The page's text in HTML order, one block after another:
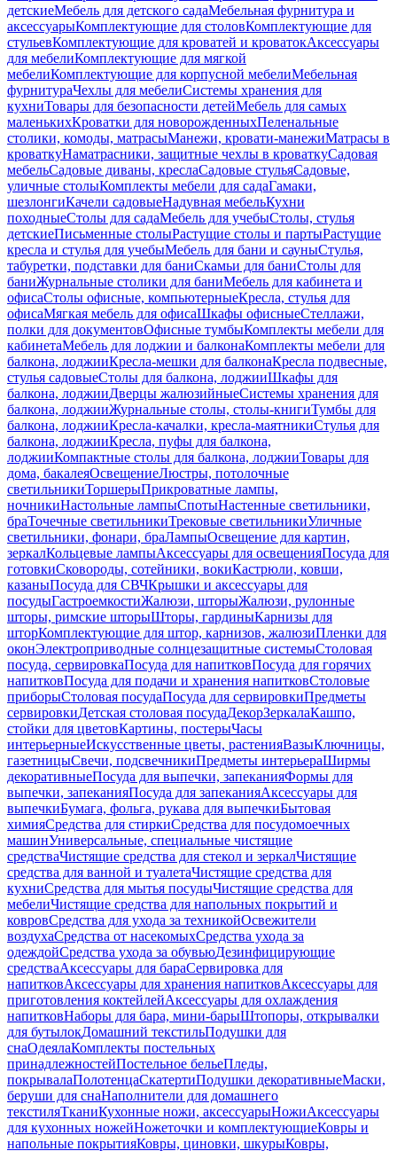
детскиеМебель для детского садаМебельная фурнитура и
аксессуарыКомплектующие для столовКомплектующие для
стульевКомплектующие для кроватей и кроватокАксессуары
для мебелиКомплектующие для мягкой
мебелиКомплектующие для корпусной мебелиМебельная
фурнитураЧехлы для мебелиСистемы хранения для
кухниТовары для безопасности детейМебель для самых
маленькихКроватки для новорожденныхПеленальные
столики, комоды, матрасыМанежи, кровати-манежиМатрасы в
кроваткуНаматрасники, защитные чехлы в кроваткуСадовая
мебельСадовые диваны, креслаСадовые стульяСадовые,
уличные столыКомплекты мебели для садаГамаки,
шезлонгиКачели садовыеНадувная мебельКухни
походныеСтолы для садаМебель для учебыСтолы, стулья
детскиеПисьменные столыРастущие столы и партыРастущие
кресла и стулья для учебыМебель для бани и сауныСтулья,
табуретки, подставки для баниСкамьи для баниСтолы для
баниЖурнальные столики для баниМебель для кабинета и
офисаСтолы офисные, компьютерныеКресла, стулья для
офисаМягкая мебель для офисаШкафы офисныеСтеллажи,
полки для документовОфисные тумбыКомплекты мебели для
кабинетаМебель для лоджии и балконаКомплекты мебели для
балкона, лоджииКресла-мешки для балконаКресла подвесные,
стулья садовыеСтолы для балкона, лоджииШкафы для
балкона, лоджииДверцы жалюзийныеСистемы хранения для
балкона, лоджииЖурнальные столы, столы-книгиТумбы для
балкона, лоджииКресла-качалки, кресла-маятникиСтулья для
балкона, лоджииКресла, пуфы для балкона,
лоджииКомпактные столы для балкона, лоджииТовары для
дома, бакалеяОсвещениеЛюстры, потолочные
светильникиТоршерыПрикроватные лампы,
ночникиНастольные лампыСпотыНастенные светильники,
браТочечные светильникиТрековые светильникиУличные
светильники, фонари, браЛампыОсвещение для картин,
зеркалКольцевые лампыАксессуары для освещенияПосуда для
готовкиСковороды, сотейники, вокиКастрюли, ковши,
казаныПосуда для СВЧКрышки и аксессуары для
посудыГастроемкостиЖалюзи, шторыЖалюзи, рулонные
шторы, римские шторыШторы, гардиныКарнизы для
шторКомплектующие для штор, карнизов, жалюзиПленки для
оконЭлектроприводные солнцезащитные системыСтоловая
посуда, сервировкаПосуда для напитковПосуда для горячих
напитковПосуда для подачи и хранения напитковСтоловые
приборыСтоловая посудаПосуда для сервировкиПредметы
сервировкиДетская столовая посудаДекорЗеркалаКашпо,
стойки для цветовКартины, постерыЧасы
интерьерныеИскусственные цветы, растенияВазыКлючницы,
газетницыСвечи, подсвечникиПредметы интерьераШирмы
декоративныеПосуда для выпечки, запеканияФормы для
выпечки, запеканияПосуда для запеканияАксессуары для
выпечкиБумага, фольга, рукава для выпечкиБытовая
химияСредства для стиркиСредства для посудомоечных
машинУниверсальные, специальные чистящие
средстваЧистящие средства для стекол и зеркалЧистящие
средства для ванной и туалетаЧистящие средства для
кухниСредства для мытья посудыЧистящие средства для
мебелиЧистящие средства для напольных покрытий и
ковровСредства для ухода за техникойОсвежители
воздухаСредства от насекомыхСредства ухода за
одеждойСредства ухода за обувьюДезинфицирующие
средстваАксессуары для бараСервировка для
напитковАксессуары для хранения напитковАксессуары для
приготовления коктейлейАксессуары для охлаждения
напитковНаборы для бара, мини-барыШтопоры, открывалки
для бутылокДомашний текстильПодушки для
снаОдеялаКомплекты постельных
принадлежностейПостельное бельеПледы,
покрывалаПолотенцаСкатертиПодушки декоративныеМаски,
беруши для снаНаполнители для домашнего
текстиляТканиКухонные ножи, аксессуарыНожиАксессуары
для кухонных ножейНожеточки и комплектующиеКовры и
напольные покрытияКовры, циновки, шкурыКовры,